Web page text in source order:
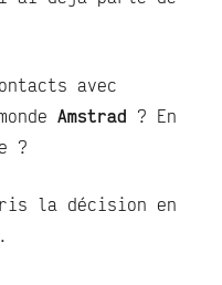
avec
Amstrad ? En
?
la décision en